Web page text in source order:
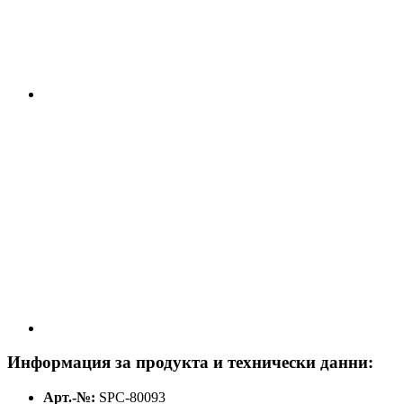
Информация за продукта и технически данни:
Арт.-№: SPC-80093